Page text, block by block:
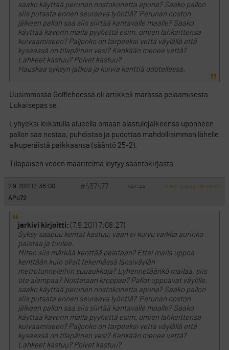
saako käyttää perunan nostokonetta apuna? Saako pallon
siis putsata ennen seuraava lyöntiä? ’Perunan noston
jälkeen pallon saa siis siirtää kantavalle maalle? Saako
käyttää kaverin maila pyyhettä esim. omien lahkeittensa
kuivaamiseen? Paljonko on tarpeeksi vettä väylällä että
kyseessä on tilapäinen vesi? Kenkään menee vettä?
Lahkeet kastuu? Polvet kastuu?
Hauskaa syksyn jatkoa ja kuivia kenttiä odotellessa.
Uusimmassa Golflehdessä oli artikkeli märässä pelaamisesta.
Lukaisepas se.
Lyhyeksi leikatulla alueella omaan alastulojälkeensä uponneen
pallon saa nostaa, puhdistaa ja pudottaa mahdollisimman lähelle
alkuperäistä paikkaansa (sääntö 25-2).
Tilapäisen veden määritelmä löytyy sääntökirjasta.
7.9.2011 12:36:00 #437477 VASTAA ILMOITA ASIATON VIESTI
APu72
jarkivi kirjoitti: (7.9.2011 7:08:27)
Syksy saapuu kentät kastuu, vaan ei kuivu vaikka aurinko
paistaa ja tuulee.
Miten siis märkää kenttää pelataan? Ettei maila uppoa
kenttään kuin olisit tekemässä länsiväylän
metrotunneleihin suuaukkoja? Lyhennetäänkö mailaa, siis
ote alempaa? Nostetaan kroppaa? Pallot uppoavat väylille,
saako käyttää perunan nostokonetta apuna? Saako pallon
siis putsata ennen seuraava lyöntiä? ’Perunan noston
jälkeen pallon saa siis siirtää kantavalle maalle? Saako
käyttää kaverin maila pyyhettä esim. omien lahkeittensa
kuivaamiseen? Paljonko on tarpeeksi vettä väylällä että
kyseessä on tilapäinen vesi? Kenkään menee vettä?
Lahkeet kastuu? Polvet kastuu?